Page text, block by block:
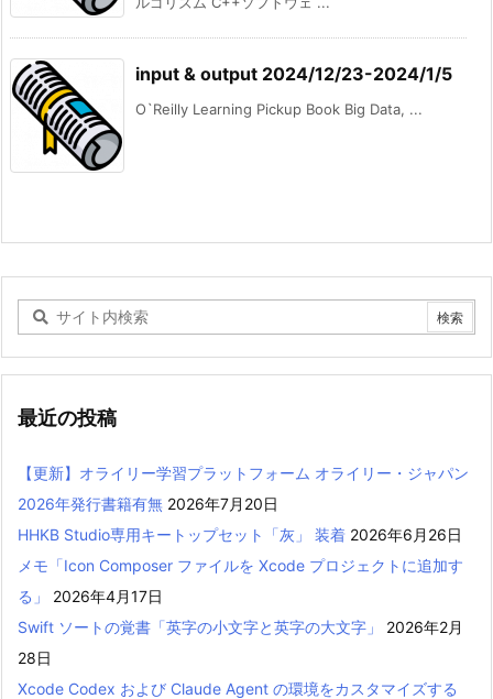
input & output 2024/12/23-2024/1/5
O`Reilly Learning Pickup Book Big Data, ...
最近の投稿
【更新】オライリー学習プラットフォーム オライリー・ジャパン
2026年発行書籍有無 2026年7月20日
HHKB Studio専用キートップセット「灰」 装着 2026年6月26日
メモ「Icon Composer ファイルを Xcode プロジェクトに追加す
る」
2026年4月17日
Swift ソートの覚書「英字の小文字と英字の大文字」
2026年2月
28日
Xcode Codex および Claude Agent の環境をカスタマイズする